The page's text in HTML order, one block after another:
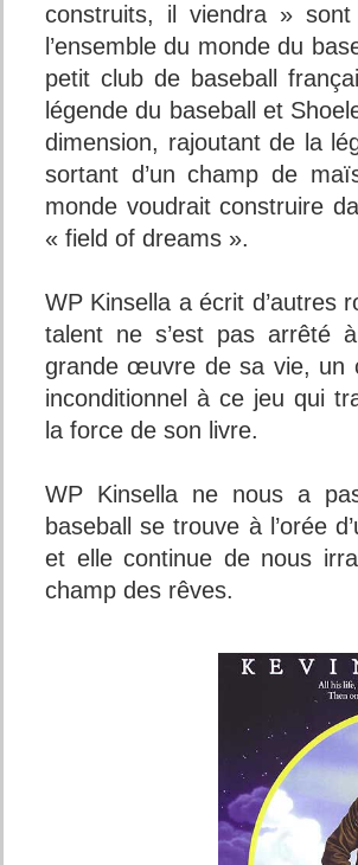
construits, il viendra »
l’ensemble du monde du
petit club de baseball
légende du baseball et
dimension, rajoutant de la
sortant d’un champ de
monde voudrait construire
« field of dreams ».
WP Kinsella a écrit d’autres
talent ne s’est pas arrêté
grande œuvre de sa vie, un
inconditionnel à ce jeu qui
la force de son livre.
WP Kinsella ne nous a
baseball se trouve à l’orée
et elle continue de nous
champ des rêves.